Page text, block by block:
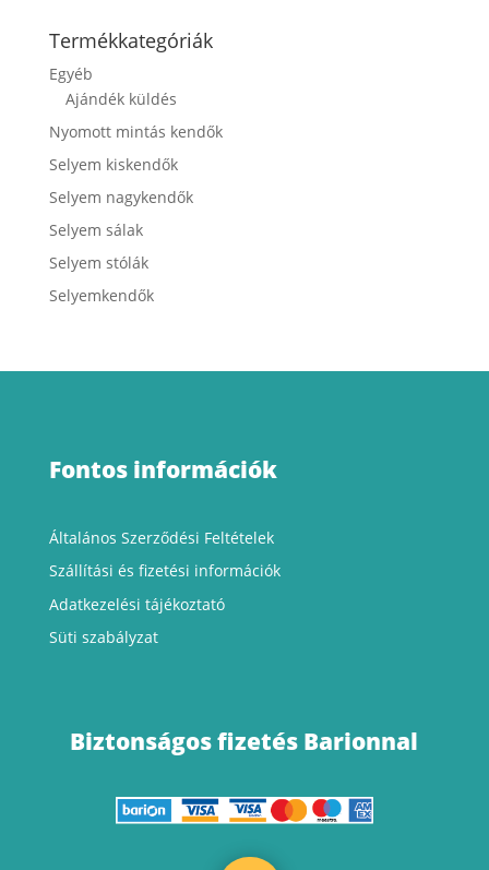
Termékkategóriák
Egyéb
Ajándék küldés
Nyomott mintás kendők
Selyem kiskendők
Selyem nagykendők
Selyem sálak
Selyem stólák
Selyemkendők
Fontos információk
Általános Szerződési Feltételek
Szállítási és fizetési információk
Adatkezelési tájékoztató
Süti szabályzat
Biztonságos fizetés Barionnal